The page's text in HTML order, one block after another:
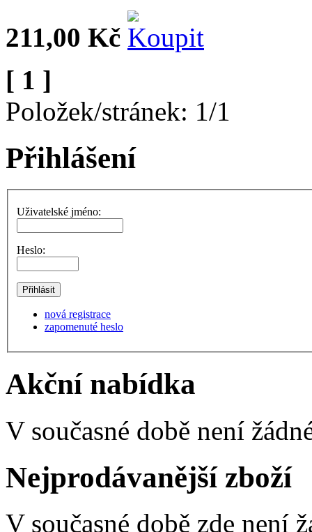
211,00 Kč
[ 1 ]
Položek/stránek: 1/1
Přihlášení
Uživatelské jméno:
Heslo:
nová registrace
zapomenuté heslo
Akční nabídka
V současné době není
Nejprodávanější zboží
V současné době zde není